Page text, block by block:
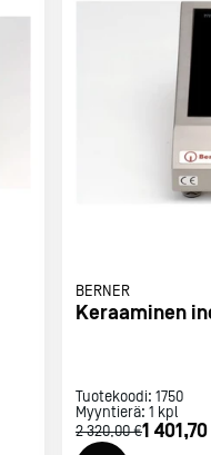
BERNER
Keraaminen
Tuotekoodi: 1750
Myyntierä: 1 kpl
2 320,00 €1